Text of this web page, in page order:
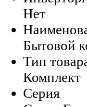
Нет
Бытовой
Тип
Комплект
Серия